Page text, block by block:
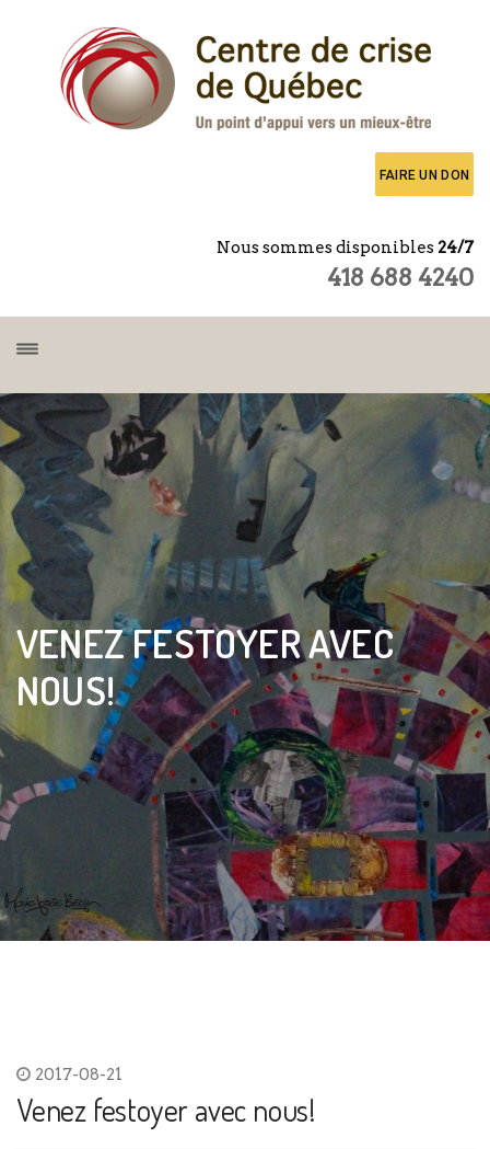
FAIRE UN DON
Nous sommes disponibles 24/7
418 688 4240
VENEZ FESTOYER AVEC
NOUS!
2017-08-21
Venez festoyer avec nous!